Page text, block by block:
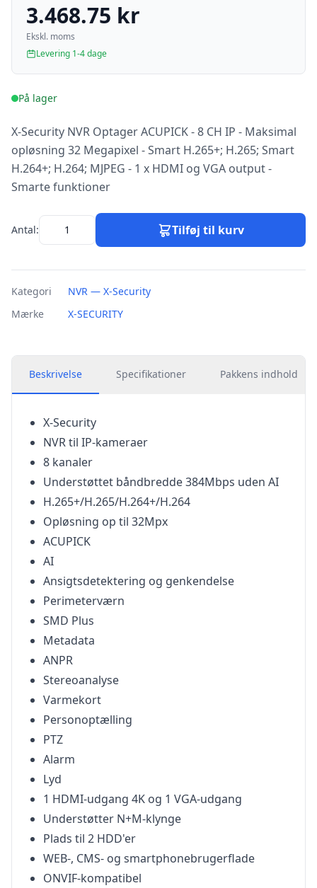
3.468.75 kr
Ekskl. moms
Levering 1-4 dage
På lager
X-Security NVR Optager ACUPICK - 8 CH IP - Maksimal
opløsning 32 Megapixel - Smart H.265+; H.265; Smart
H.264+; H.264; MJPEG - 1 x HDMI og VGA output -
Smarte funktioner
Antal: Tilføj til kurv
Kategori
NVR — X-Security
Mærke
X-SECURITY
Beskrivelse Specifikationer Pakkens indhold
X-Security
NVR til IP-kameraer
8 kanaler
Understøttet båndbredde 384Mbps uden AI
H.265+/H.265/H.264+/H.264
Opløsning op til 32Mpx
ACUPICK
AI
Ansigtsdetektering og genkendelse
Perimeterværn
SMD Plus
Metadata
ANPR
Stereoanalyse
Varmekort
Personoptælling
PTZ
Alarm
Lyd
1 HDMI-udgang 4K og 1 VGA-udgang
Understøtter N+M-klynge
Plads til 2 HDD'er
WEB-, CMS- og smartphonebrugerflade
ONVIF-kompatibel